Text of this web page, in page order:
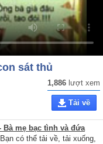
sát thủ
1,886 lượt xem
Tải về
Bà mẹ bạc tình và đứa
có thể tải về, tải xuống,